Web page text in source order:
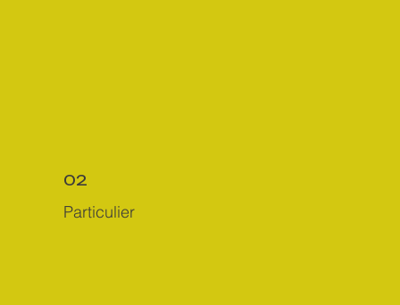
02
Particulier